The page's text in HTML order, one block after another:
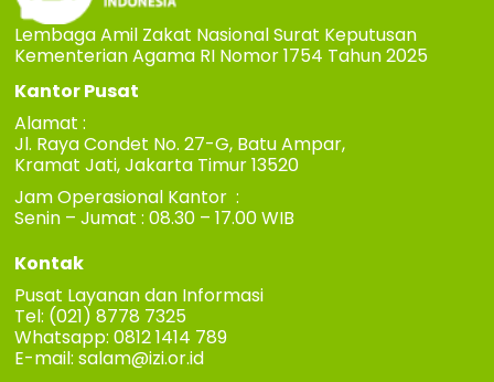
Lembaga Amil Zakat Nasional Surat Keputusan
Kementerian Agama RI Nomor 1754 Tahun 2025
Kantor Pusat
Alamat :
Jl. Raya Condet No. 27-G, Batu Ampar,
Kramat Jati, Jakarta Timur 13520
Jam Operasional Kantor :
Senin – Jumat : 08.30 – 17.00 WIB
Kontak
Pusat Layanan dan Informasi
Tel: (021) 8778 7325
Whatsapp: 0812 1414 789
E-mail:salam@izi.or.id